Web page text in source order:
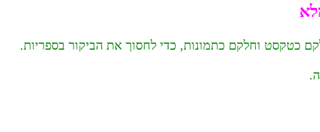
כטקסט וחלקם כתמונות, כדי לחסוך את הביקור בספריות.